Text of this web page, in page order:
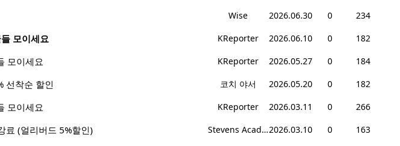
Wise 2026.06.30 0
234
모이세요 KReporter 2026.06.10 0
182
모이세요 KReporter 2026.05.27 0
184
선착순 할인 코치 야서 2026.05.20 0
182
모이세요 KReporter 2026.03.11 0
266
료 (얼리버드 5%할인) Stevens Academy2026.03.10 0
163